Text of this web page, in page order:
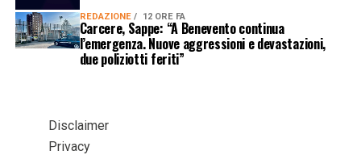
REDAZIONE 12 ORE FA
Carcere, Sappe: “A Benevento continua
l’emergenza. Nuove aggressioni e devastazioni,
due poliziotti feriti”
Disclaimer
Privacy